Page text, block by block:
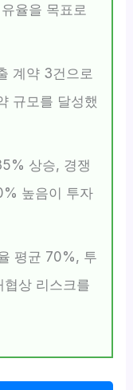
율을 목표로
계약 3건으로
규모를 달성했
상승, 경쟁
높음이 투자
평균 70%, 투
상 리스크를